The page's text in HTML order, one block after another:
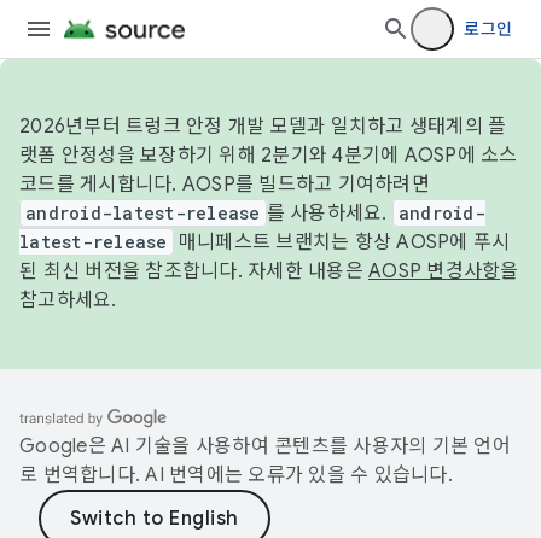
로그인
2026년부터 트렁크 안정 개발 모델과 일치하고 생태계의 플
랫폼 안정성을 보장하기 위해 2분기와 4분기에 AOSP에 소스
코드를 게시합니다. AOSP를 빌드하고 기여하려면
android-latest-release 를 사용하세요.
android-
latest-release
매니페스트 브랜치는 항상 AOSP에 푸시
된 최신 버전을 참조합니다. 자세한 내용은 AOSP 변경사항을
참고하세요.
Google은 AI 기술을 사용하여 콘텐츠를 사용자의 기본 언어
로 번역합니다. AI 번역에는 오류가 있을 수 있습니다.